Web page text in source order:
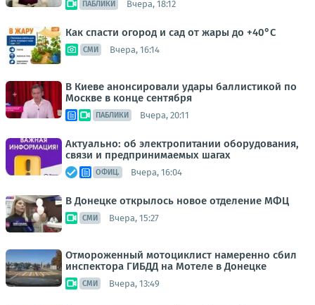
ПАБЛИКИ Вчера, 18:12
Как спасти огород и сад от жары до +40°C
СМИ Вчера, 16:14
В Киеве анонсировали удары баллистикой по
Москве в конце сентября
ПАБЛИКИ Вчера, 20:11
Актуально: об электропитании оборудования,
связи и предпринимаемых шагах
ОФИЦ. Вчера, 16:04
В Донецке открылось новое отделение МФЦ
СМИ Вчера, 15:27
Отмороженный мотоциклист намеренно сбил
инспектора ГИБДД на Мотеле в Донецке
СМИ Вчера, 13:49